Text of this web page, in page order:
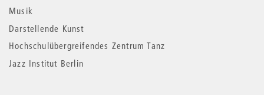
Musik
Darstellende Kunst
Hochschulübergreifendes Zentrum Tanz
Jazz Institut Berlin